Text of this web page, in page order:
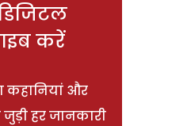
करें
कहानियां और
हर जानकारी